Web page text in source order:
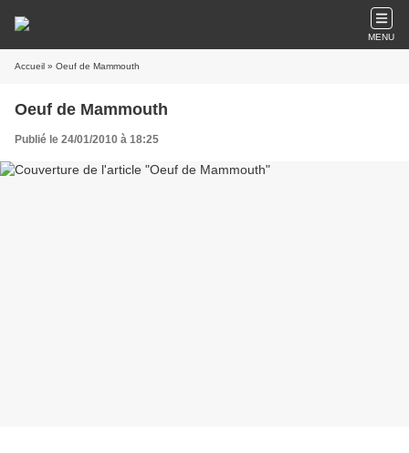
MENU
Accueil » Oeuf de Mammouth
Oeuf de Mammouth
Publié le 24/01/2010 à 18:25